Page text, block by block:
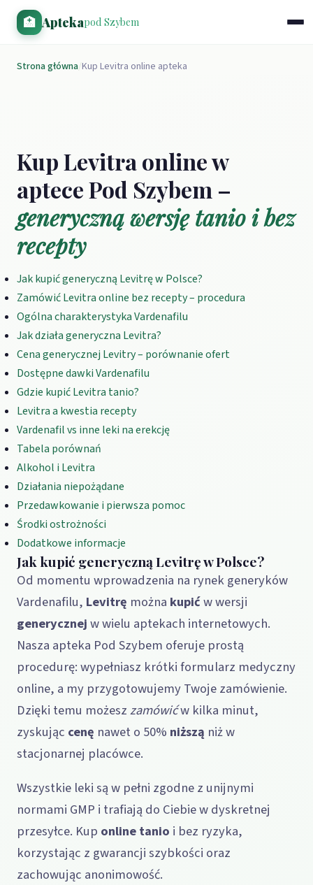
🏥 Aptekapod Szybem
Strona główna/Kup Levitra online apteka
Kup Levitra online w
aptece Pod Szybem –
generyczną wersję tanio i bez
recepty
Jak kupić generyczną Levit­rę w Polsce?
Zamówić Levitra online bez recepty – procedura
Ogólna charakterystyka Vardenafilu
Jak działa generyczna Levitra?
Cena generycznej Levitry – porównanie ofert
Dostępne dawki Vardenafilu
Gdzie kupić Levitra tanio?
Levitra a kwestia recepty
Vardenafil vs inne leki na erekcję
Tabela porównań
Alkohol i Levitra
Działania niepożądane
Przedawkowanie i pierwsza pomoc
Środki ostrożności
Dodatkowe informacje
Jak kupić generyczną Levit­rę w Polsce?
Od momentu wprowadzenia na rynek generyków
Vardenafilu, Levitrę można kupićw wersji
generycznejw wielu aptekach internetowych.
Nasza apteka Pod Szybem oferuje prostą
procedurę: wypełniasz krótki formularz medyczny
online, a my przygotowujemy Twoje zamówienie.
Dzięki temu możeszzamówićw kilka minut,
zyskując cenę nawet o 50% niższą niż w
stacjonarnej placówce.
Wszystkie leki są w pełni zgodne z unijnymi
normami GMP i trafiają do Ciebie w dyskretnej
przesyłce. Kup onlinetanio i bez ryzyka,
korzystając z gwarancji szybkości oraz
zachowując anonimowość.